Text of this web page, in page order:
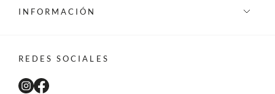
INFORMACIÓN
REDES SOCIALES